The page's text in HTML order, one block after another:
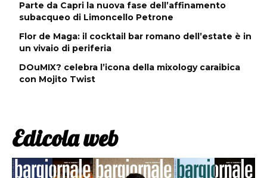
Parte da Capri la nuova fase dell’affinamento
subacqueo di Limoncello Petrone
Flor de Maga: il cocktail bar romano dell’estate è in
un vivaio di periferia
DOuMIX? celebra l’icona della mixology caraibica
con Mojito Twist
Edicola web